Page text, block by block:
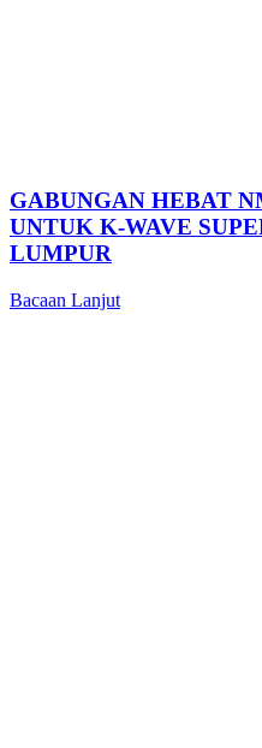
GABUNGAN HEBAT
UNTUK K-WAVE
LUMPUR
Bacaan Lanjut